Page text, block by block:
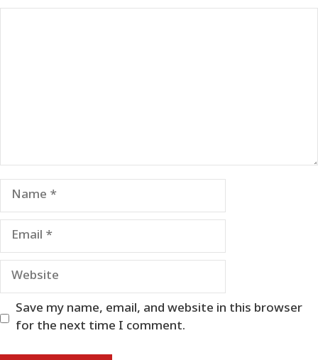
Name
Email
Website
Save my name, email, and website in this browser
for the next time I comment.